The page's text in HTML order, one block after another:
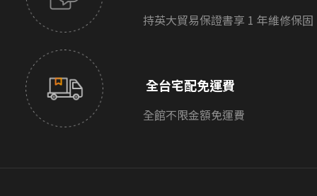
持英大貿易保證書享 1 年維修保固
全台宅配免運費
全館不限金額免運費